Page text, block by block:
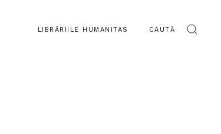
LIBRĂRIILE HUMANITAS CAUTĂ